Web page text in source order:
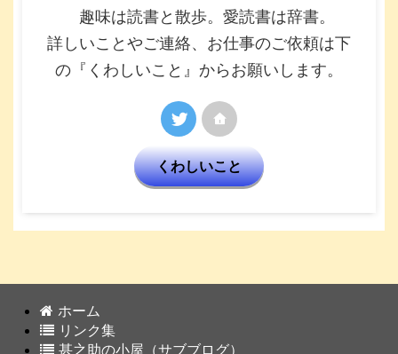
趣味は読書と散歩。愛読書は辞書。
詳しいことやご連絡、お仕事のご依頼は下
の『くわしいこと』からお願いします。
くわしいこと
ホーム
リンク集
甚之助の小屋（サブブログ）